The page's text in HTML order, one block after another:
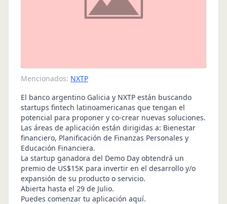
Mencionados: NXTP
El banco argentino Galicia y NXTP están buscando
startups fintech latinoamericanas que tengan el
potencial para proponer y co-crear nuevas soluciones.
Las áreas de aplicación están dirigidas a: Bienestar
financiero, Planificación de Finanzas Personales y
Educación Financiera.
La startup ganadora del Demo Day obtendrá un
premio de US$15K para invertir en el desarrollo y/o
expansión de su producto o servicio.
Abierta hasta el 29 de Julio.
Puedes comenzar tu aplicación aquí.